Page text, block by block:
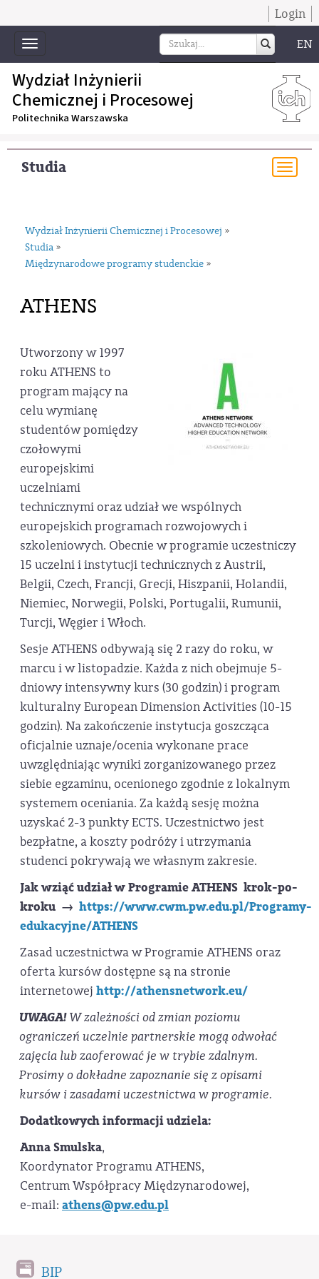
Login
Toggle
navigation
EN
Wydział Inżynierii
Chemicznej i Procesowej
Politechnika Warszawska
Studia
Wydział Inżynierii Chemicznej i Procesowej »
Studia »
Międzynarodowe programy studenckie »
ATHENS
Utworzony w 1997
roku ATHENS to
program mający na
celu wymianę
studentów pomiędzy
czołowymi
europejskimi
uczelniami
technicznymi oraz udział we wspólnych
europejskich programach rozwojowych i
szkoleniowych. Obecnie w programie uczestniczy
15 uczelni i instytucji technicznych z Austrii,
Belgii, Czech, Francji, Grecji, Hiszpanii, Holandii,
Niemiec, Norwegii, Polski, Portugalii, Rumunii,
Turcji, Węgier i Włoch.
Sesje ATHENS odbywają się 2 razy do roku, w
marcu i w listopadzie. Każda z nich obejmuje 5-
dniowy intensywny kurs (30 godzin) i program
kulturalny European Dimension Activities (10-15
godzin). Na zakończenie instytucja goszcząca
oficjalnie uznaje/ocenia wykonane prace
uwzględniając wyniki zorganizowanego przez
siebie egzaminu, ocenionego zgodnie z lokalnym
systemem oceniania. Za każdą sesję można
uzyskać 2-3 punkty ECTS. Uczestnictwo jest
bezpłatne, a koszty podróży i utrzymania
studenci pokrywają we własnym zakresie.
Jak wziąć udział w Programie ATHENS krok-po-
kroku → https://www.cwm.pw.edu.pl/Programy-
edukacyjne/ATHENS
Zasad uczestnictwa w Programie ATHENS oraz
oferta kursów dostępne są na stronie
internetowej http://athensnetwork.eu/
UWAGA!W zależności od zmian poziomu
ograniczeń uczelnie partnerskie mogą odwołać
zajęcia lub zaoferować je w trybie zdalnym.
Prosimy o dokładne zapoznanie się z opisami
kursów i zasadami uczestnictwa w programie.
Dodatkowych informacji udziela:
Anna Smulska,
Koordynator Programu ATHENS,
Centrum Współpracy Międzynarodowej,
e-mail: athens@pw.edu.pl
BIP